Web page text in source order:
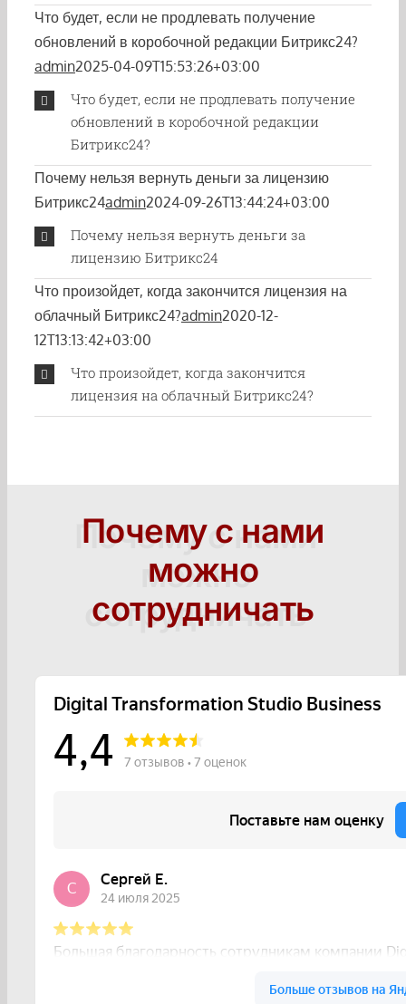
Что будет, если не продлевать получение
обновлений в коробочной редакции Битрикс24?
admin2025-04-09T15:53:26+03:00
Что будет, если не продлевать получение
обновлений в коробочной редакции
Битрикс24?
Почему нельзя вернуть деньги за лицензию
Битрикс24admin2024-09-26T13:44:24+03:00
Почему нельзя вернуть деньги за
лицензию Битрикс24
Что произойдет, когда закончится лицензия на
облачный Битрикс24?admin2020-12-
12T13:13:42+03:00
Что произойдет, когда закончится
лицензия на облачный Битрикс24?
Почему с нами
можно
сотрудничать